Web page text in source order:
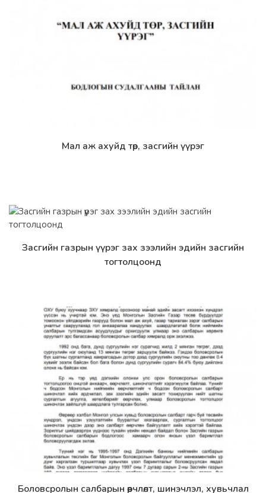
Дэлгэрэнгүй
Мал аж ахуйд төр, засгийн үүрэг
Дэлгэрэнгүй
Засгийн газрын үүрэг зах зээлийн эдийн засгийн
тогтолцоонд
Дэлгэрэнгүй
Боловсролын салбарын өөрчлөлт, шинэчлэл, хувьчлал